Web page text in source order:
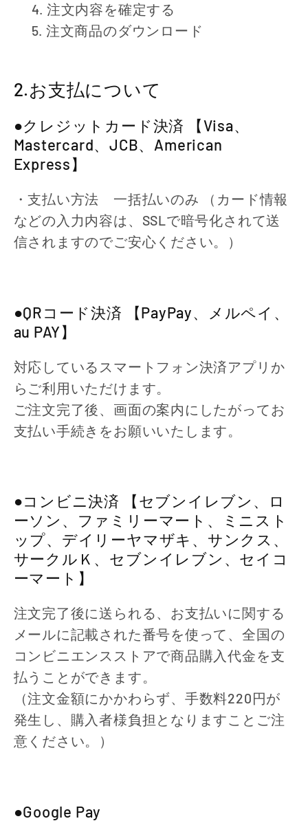
注文内容を確定する
注文商品のダウンロード
2.お支払について
●クレジットカード決済 【Visa、
Mastercard、JCB、American
Express】
・支払い方法 一括払いのみ （カード情報
などの入力内容は、SSLで暗号化されて送
信されますのでご安心ください。）
●QRコード決済 【PayPay、メルペイ、
au PAY】
対応しているスマートフォン決済アプリか
らご利用いただけます。
ご注文完了後、画面の案内にしたがってお
支払い手続きをお願いいたします。
●コンビニ決済 【セブンイレブン、ロ
ーソン、ファミリーマート、ミニスト
ップ、デイリーヤマザキ、サンクス、
サークルＫ、セブンイレブン、セイコ
ーマート】
注文完了後に送られる、お支払いに関する
メールに記載された番号を使って、全国の
コンビニエンスストアで商品購入代金を支
払うことができます。
（注文金額にかかわらず、手数料220円が
発生し、購入者様負担となりますことご注
意ください。）
●Google Pay